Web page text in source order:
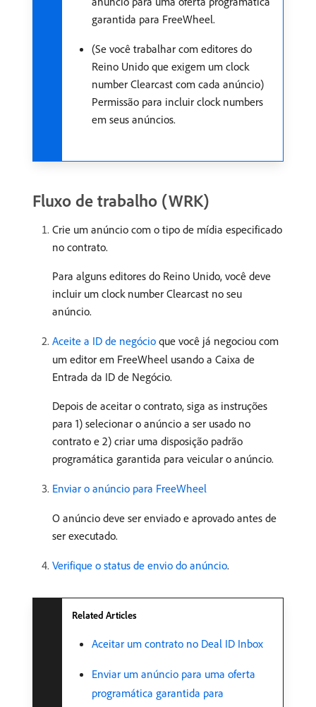
garantida para FreeWheel.
(Se você trabalhar com editores do
Reino Unido que exigem um clock
number Clearcast com cada anúncio)
Permissão para incluir clock numbers
em seus anúncios.
Fluxo de trabalho (WRK)
Crie um anúncio com o tipo de mídia especificado
no contrato.
Para alguns editores do Reino Unido, você deve
incluir um clock number Clearcast no seu
anúncio.
Aceite a ID de negócio que você já negociou com
um editor em FreeWheel usando a Caixa de
Entrada da ID de Negócio.
Depois de aceitar o contrato, siga as instruções
para 1) selecionar o anúncio a ser usado no
contrato e 2) criar uma disposição padrão
programática garantida para veicular o anúncio.
Enviar o anúncio para FreeWheel
O anúncio deve ser enviado e aprovado antes de
ser executado.
Verifique o status de envio do anúncio.
Related Articles
Aceitar um contrato no Deal ID Inbox
Enviar um anúncio para uma oferta
programática garantida para